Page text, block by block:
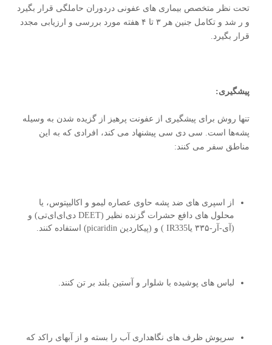
تحت نظر متخصص بیماری های عفونی دردوران حاملگی قرار بگیرد
و ر شد و تکامل جنین هر ۳ تا ۴ هفته مورد بررسی و ارزیابی مجدد
قرار بگیرد.
پیشگیری:
تنها روش برای پیشگیری از عفونت پرهیز از گزیده شدن به ‌وسیله
پشه‌ها است. سی دی سی پیشنهاد می کند، افرادی که به این
مناطق سفر می کنند:
از اسپری های ضد پشه حاوی عصاره لیمو و اکالیپتوس، یا
محلول های دافع حشرات گزنده نظیر (DEET دی‌ای‌ای‌تی) و
(آی-آر-۳۳۵ یاIR335 ) و (پیکاردین picaridin) استفاده کنند.
لباس های پوشیده با شلوار و آستین بلند بر تن کنند.
سرپوش ظرف های نگاهداری آب را بسته و از آبهای راکد که